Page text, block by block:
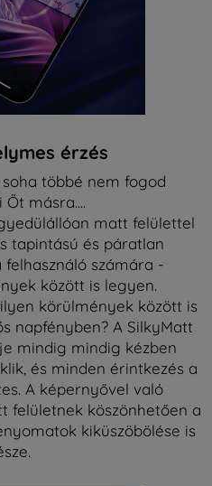
érzés
többé nem fogod
másra....
matt felülettel
tapintású és páratlan
számára -
között is legyen.
körülmények között is
napfényben? A SilkyMatt
mindig mindig kézben
és minden érintkezés a
A képernyővel való
felületnek köszönhetően a
kiküszöbölése is